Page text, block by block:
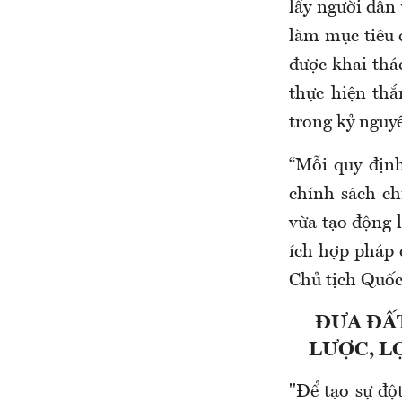
lấy người
làm mục tiêu
được khai
thực hiện
trong kỷ
“Mỗi quy
chính sách
vừa tạo động
ích hợp pháp
Chủ tịch
ĐƯA
LƯỢC,
"Để tạo sự